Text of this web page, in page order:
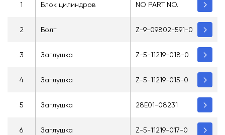
1 Блок цилиндров NO PART NO.
2 Болт Z-9-09802-591-0
3 Заглушка Z-5-11219-018-0
4 Заглушка Z-5-11219-015-0
5 Заглушка 28E01-08231
6 Заглушка Z-5-11219-017-0